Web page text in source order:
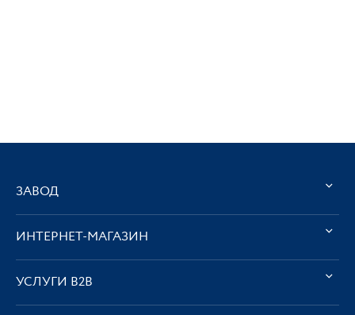
ЗАВОД
ИНТЕРНЕТ-МАГАЗИН
УСЛУГИ В2В